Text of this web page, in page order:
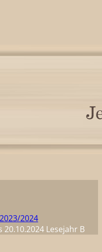
2024
20.10.2024 Lesejahr B